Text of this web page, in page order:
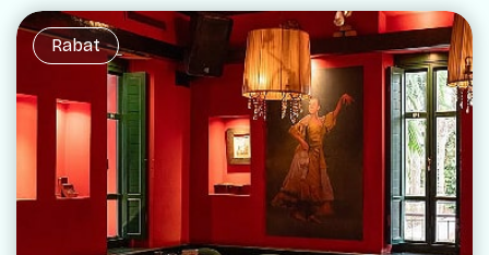
Rabat